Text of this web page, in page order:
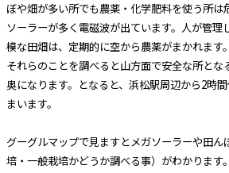
ぼや畑が多い所でも農薬・化学肥料を使う所は
ソーラーが多く電磁波が出ています。人が管理
模な田畑は、定期的に空から農薬がまかれます。
それらのことを調べると山方面で安全な所とな
奥になります。となると、浜松駅周辺から2時
まいます。
グーグルマップで見ますとメガソーラーや田ん
培・一般栽培かどうか調べる事）がわかります。